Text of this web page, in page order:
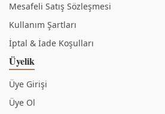
Mesafeli Satış Sözleşmesi
Kullanım Şartları
İptal & İade Koşulları
Üyelik
Üye Girişi
Üye Ol